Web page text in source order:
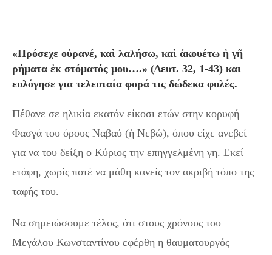
«Πρόσεχε οὐρανέ, καὶ λαλήσω, καὶ ἀκουέτω ἡ γῆ
ρήματα ἐκ στόματός μου….» (Δευτ. 32, 1-43) και
ευλόγησε για τελευταία φορά τις δώδεκα φυλές.
Πέθανε σε ηλικία εκατόν είκοσι ετών στην κορυφή
Φασγά του όρους Ναβαύ (ή Νεβώ), όπου είχε ανεβεί
για να του δείξη ο Κύριος την επηγγελμένη γη. Εκεί
ετάφη, χωρίς ποτέ να μάθη κανείς τον ακριβή τόπο της
ταφής του.
Να σημειώσουμε τέλος, ότι στους χρόνους του
Μεγάλου Κωνσταντίνου εφέρθη η θαυματουργός